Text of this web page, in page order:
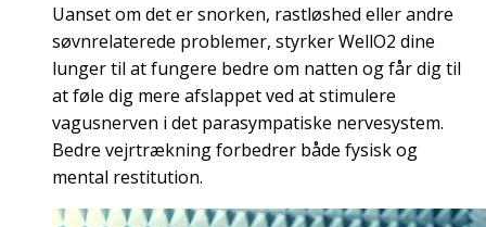
Uanset om det er snorken, rastløshed eller andre
søvnrelaterede problemer, styrker WellO2 dine
lunger til at fungere bedre om natten og får dig til
at føle dig mere afslappet ved at stimulere
vagusnerven i det parasympatiske nervesystem.
Bedre vejrtrækning forbedrer både fysisk og
mental restitution.